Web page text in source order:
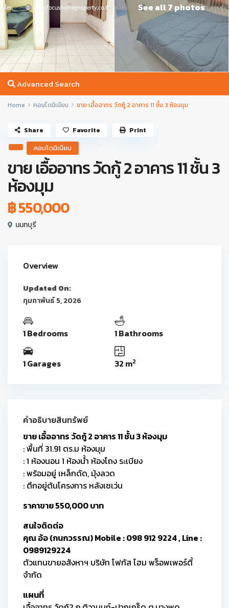
See all 7 photos
Advanced Search
Home คอนโดมิเนียม ขาย เอื้ออาทร วัดกู้ 2 อาคาร 11 ชั้น 3 ห้องมุม
คอนโดมิเนียม
ขาย เอื้ออาทร วัดกู้ 2 อาคาร 11 ชั้น 3
ห้องมุม
฿ 550,000
นนทบุรี
Share Favorite Print
Overview
Updated On:
กุมภาพันธ์ 5, 2026
1 Bedrooms 1 Bathrooms
1 Garages 32 m2
คำอธิบายสินทรัพย์
ขาย เอื้ออาทร วัดกู้ 2 อาคาร 11 ชั้น 3 ห้องมุม
: พื้นที่ 31.91 ตร.ม ห้องมุม
: 1 ห้องนอน 1 ห้องน้ำ ห้องโถง ระเบียง
: พร้อมอยู่ เหล็กดัด, มุ้งลวด
: ตึกอยู่ต้นโครงการ หลังเซเว่น
ราคาขาย 550,000 บาท
สนใจติดต่อ
คุณ อ้อ (กนกวรรณ) Mobile : 098 912 9224 , Line :
0989129224
ตัวแทนขายอสังหาฯ บริษัท โฟกัส โฮม พร็อพเพอร์ตี้
จำกัด
แผนที่